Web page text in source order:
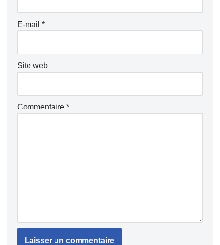
E-mail *
Site web
Commentaire *